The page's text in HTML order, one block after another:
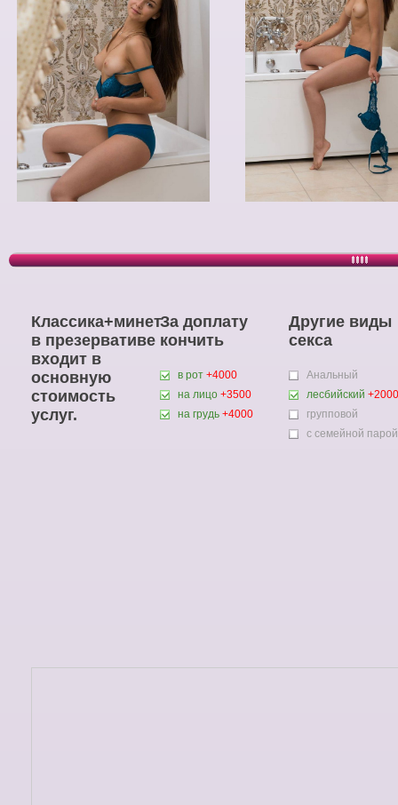
Классика+минет
в презервативе
входит в
основную
стоимость
услуг.
За доплату
кончить
в рот +4000
на лицо +3500
на грудь +4000
Другие виды
секса
Анальный
лесбийский +2000
групповой
с семейной парой